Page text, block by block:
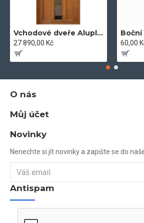
Vchodové dveře Aluplast 100 x 204 zlatý dub
27 890,00 Kč 60,00
O nás
Můj účet
Novinky
Nenechte si jít novinky a zapište se do
Antispam